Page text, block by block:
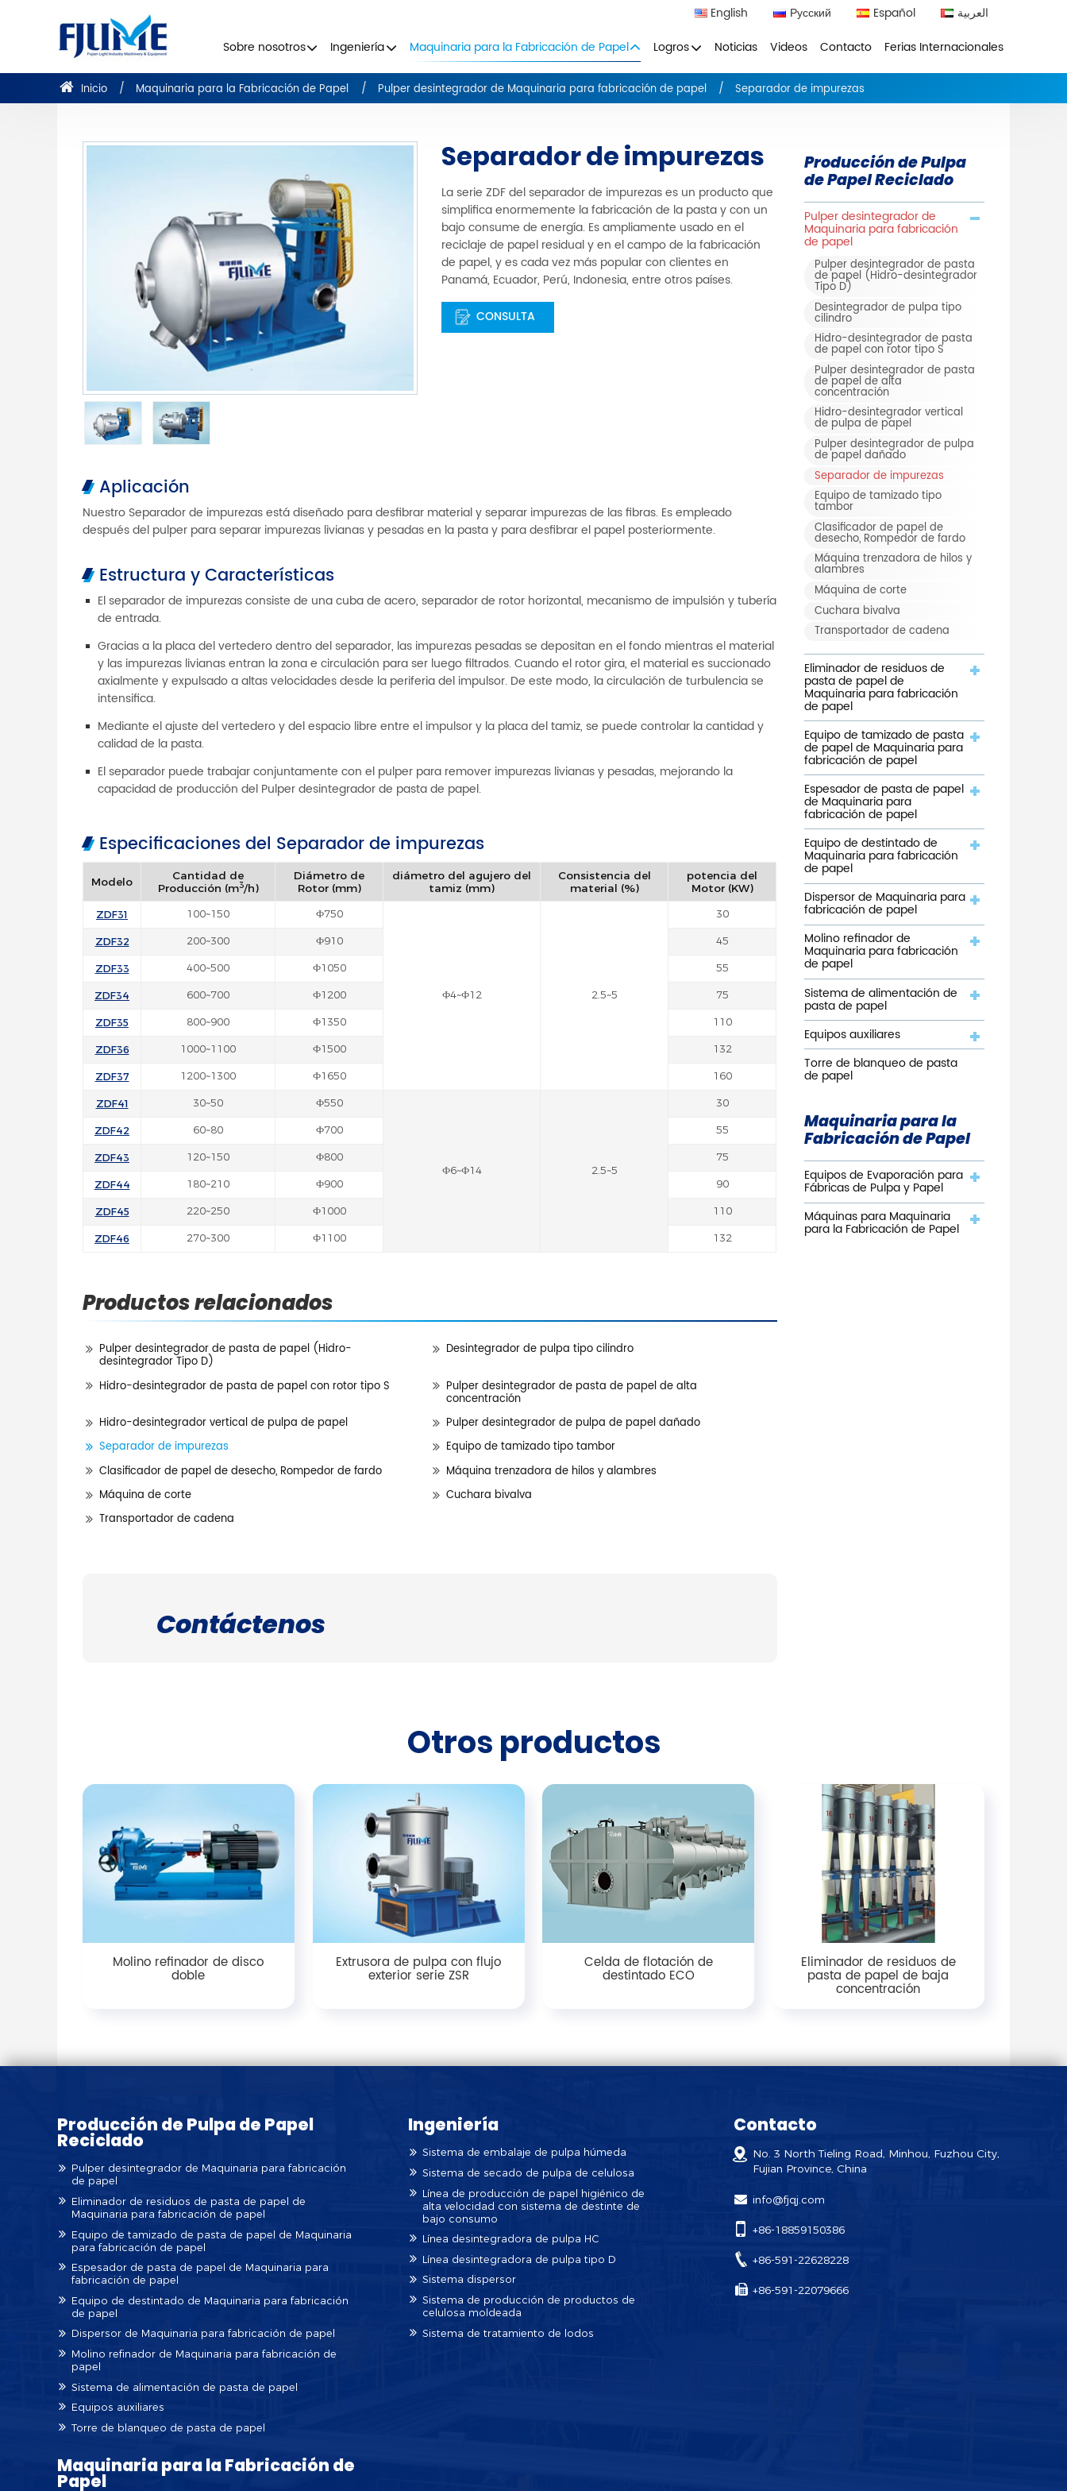
English Русский Español العربية
Sobre nosotros Ingeniería Maquinaria para la Fabricación de Papel Logros Noticias Videos Contacto Ferias Internacionales
Inicio Maquinaria para la Fabricación de Papel Pulper desintegrador de Maquinaria para fabricación de papel Separador de impurezas
Separador de impurezas
La serie ZDF del separador de impurezas es un producto que
simplifica enormemente la fabricación de la pasta y con un
bajo consume de energía. Es ampliamente usado en el
reciclaje de papel residual y en el campo de la fabricación
de papel, y es cada vez más popular con clientes en
Panamá, Ecuador, Perú, Indonesia, entre otros países.
CONSULTA
Aplicación
Nuestro Separador de impurezas está diseñado para desfibrar material y separar impurezas de las fibras. Es empleado
después del pulper para separar impurezas livianas y pesadas en la pasta y para desfibrar el papel posteriormente.
Estructura y Características
El separador de impurezas consiste de una cuba de acero, separador de rotor horizontal, mecanismo de impulsión y tubería
de entrada.
Gracias a la placa del vertedero dentro del separador, las impurezas pesadas se depositan en el fondo mientras el material
y las impurezas livianas entran la zona e circulación para ser luego filtrados. Cuando el rotor gira, el material es succionado
axialmente y expulsado a altas velocidades desde la periferia del impulsor. De este modo, la circulación de turbulencia se
intensifica.
Mediante el ajuste del vertedero y del espacio libre entre el impulsor y la placa del tamiz, se puede controlar la cantidad y
calidad de la pasta.
El separador puede trabajar conjuntamente con el pulper para remover impurezas livianas y pesadas, mejorando la
capacidad de producción del Pulper desintegrador de pasta de papel.
Especificaciones del Separador de impurezas
Modelo
Cantidad de
Producción (m3/h)
Diámetro de
Rotor (mm)
diámetro del agujero del
tamiz (mm)
Consistencia del
material (%)
potencia del
Motor (KW)
ZDF31 100~150 Ф750
Ф4~Ф12 2.5~5
30
ZDF32 200~300 Ф910 45
ZDF33 400~500 Ф1050 55
ZDF34 600~700 Ф1200 75
ZDF35 800~900 Ф1350 110
ZDF36 1000~1100 Ф1500 132
ZDF37 1200~1300 Ф1650 160
ZDF41 30~50 Ф550
Ф6~Ф14 2.5~5
30
ZDF42 60~80 Ф700 55
ZDF43 120~150 Ф800 75
ZDF44 180~210 Ф900 90
ZDF45 220~250 Ф1000 110
ZDF46 270~300 Ф1100 132
Productos relacionados
Pulper desintegrador de pasta de papel (Hidro-
desintegrador Tipo D)
Desintegrador de pulpa tipo cilindro
Hidro-desintegrador de pasta de papel con rotor tipo S Pulper desintegrador de pasta de papel de alta
concentración
Hidro-desintegrador vertical de pulpa de papel
Pulper desintegrador de pulpa de papel dañado
Separador de impurezas
Equipo de tamizado tipo tambor
Clasificador de papel de desecho, Rompedor de fardo
Máquina trenzadora de hilos y alambres
Máquina de corte
Cuchara bivalva
Transportador de cadena
Contáctenos
Producción de Pulpa
de Papel Reciclado
Pulper desintegrador de
Maquinaria para fabricación
de papel
Pulper desintegrador de pasta
de papel (Hidro-desintegrador
Tipo D)
Desintegrador de pulpa tipo
cilindro
Hidro-desintegrador de pasta
de papel con rotor tipo S
Pulper desintegrador de pasta
de papel de alta
concentración
Hidro-desintegrador vertical
de pulpa de papel
Pulper desintegrador de pulpa
de papel dañado
Separador de impurezas
Equipo de tamizado tipo
tambor
Clasificador de papel de
desecho, Rompedor de fardo
Máquina trenzadora de hilos y
alambres
Máquina de corte
Cuchara bivalva
Transportador de cadena
Eliminador de residuos de
pasta de papel de
Maquinaria para fabricación
de papel
Equipo de tamizado de pasta
de papel de Maquinaria para
fabricación de papel
Espesador de pasta de papel
de Maquinaria para
fabricación de papel
Equipo de destintado de
Maquinaria para fabricación
de papel
Dispersor de Maquinaria para
fabricación de papel
Molino refinador de
Maquinaria para fabricación
de papel
Sistema de alimentación de
pasta de papel
Equipos auxiliares
Torre de blanqueo de pasta
de papel
Maquinaria para la
Fabricación de Papel
Equipos de Evaporación para
Fábricas de Pulpa y Papel
Máquinas para Maquinaria
para la Fabricación de Papel
Otros productos
Molino refinador de disco
doble
Extrusora de pulpa con flujo
exterior serie ZSR
Celda de flotación de
destintado ECO
Eliminador de residuos de
pasta de papel de baja
concentración
Producción de Pulpa de Papel
Reciclado
Pulper desintegrador de Maquinaria para fabricación
de papel
Eliminador de residuos de pasta de papel de
Maquinaria para fabricación de papel
Equipo de tamizado de pasta de papel de Maquinaria
para fabricación de papel
Espesador de pasta de papel de Maquinaria para
fabricación de papel
Equipo de destintado de Maquinaria para fabricación
de papel
Dispersor de Maquinaria para fabricación de papel
Molino refinador de Maquinaria para fabricación de
papel
Sistema de alimentación de pasta de papel
Equipos auxiliares
Torre de blanqueo de pasta de papel
Maquinaria para la Fabricación de
Papel
Ingeniería
Sistema de embalaje de pulpa húmeda
Sistema de secado de pulpa de celulosa
Línea de producción de papel higiénico de
alta velocidad con sistema de destinte de
bajo consumo
Línea desintegradora de pulpa HC
Línea desintegradora de pulpa tipo D
Sistema dispersor
Sistema de producción de productos de
celulosa moldeada
Sistema de tratamiento de lodos
Contacto
No. 3 North Tieling Road, Minhou, Fuzhou City,
Fujian Province, China
info@fjqj.com
+86-18859150386
+86-591-22628228
+86-591-22079666